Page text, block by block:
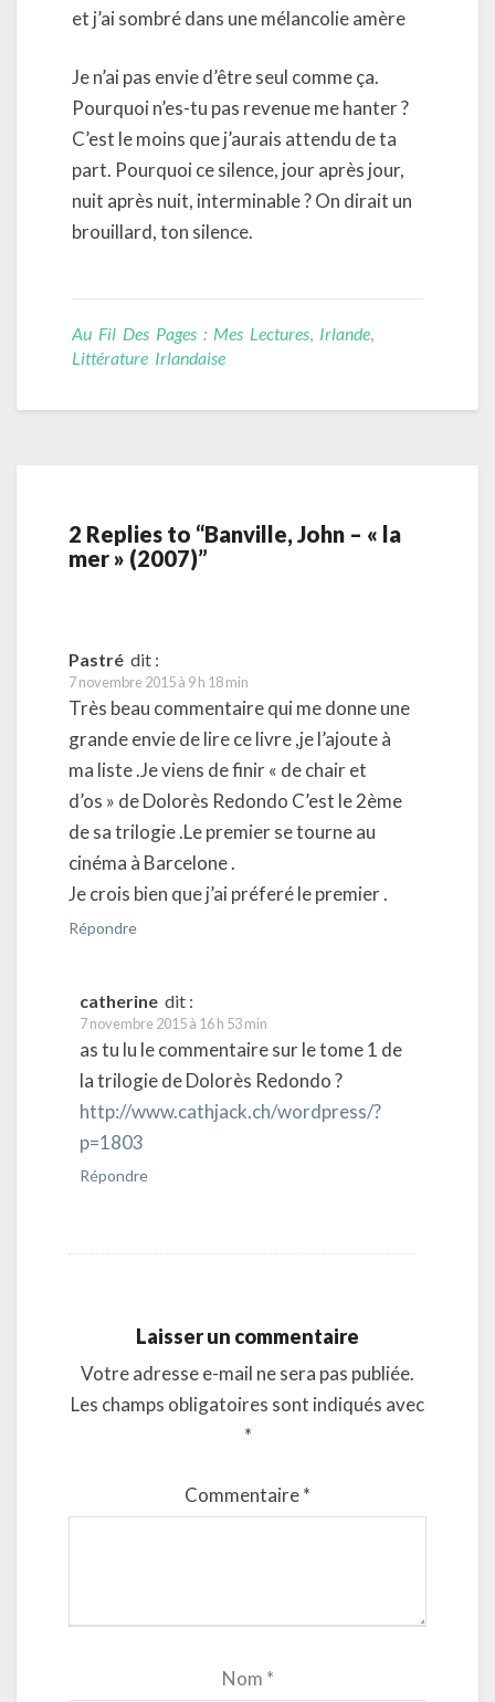
et j’ai sombré dans une mélancolie amère
Je n’ai pas envie d’être seul comme ça.
Pourquoi n’es-tu pas revenue me hanter ?
C’est le moins que j’aurais attendu de ta
part. Pourquoi ce silence, jour après jour,
nuit après nuit, interminable ? On dirait un
brouillard, ton silence.
Au Fil Des Pages : Mes Lectures Irlande
Littérature Irlandaise
2 Replies to “Banville, John – « la
mer » (2007)”
Pastré dit :
7 novembre 2015 à 9 h 18 min
Très beau commentaire qui me donne une
grande envie de lire ce livre ,je l’ajoute à
ma liste .Je viens de finir « de chair et
d’os » de Dolorès Redondo C’est le 2ème
de sa trilogie .Le premier se tourne au
cinéma à Barcelone .
Je crois bien que j’ai préferé le premier .
Répondre
catherine dit :
7 novembre 2015 à 16 h 53 min
as tu lu le commentaire sur le tome 1 de
la trilogie de Dolorès Redondo ?
http://www.cathjack.ch/wordpress/?
p=1803
Répondre
Laisser un commentaire
Votre adresse e-mail ne sera pas publiée.
Les champs obligatoires sont indiqués avec
*
Commentaire*
Nom *